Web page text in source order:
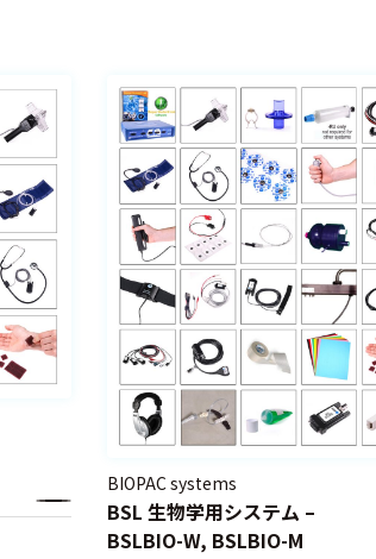
BIOPAC systems
BSL 生物学用システム –
BSLBIO-W, BSLBIO-M